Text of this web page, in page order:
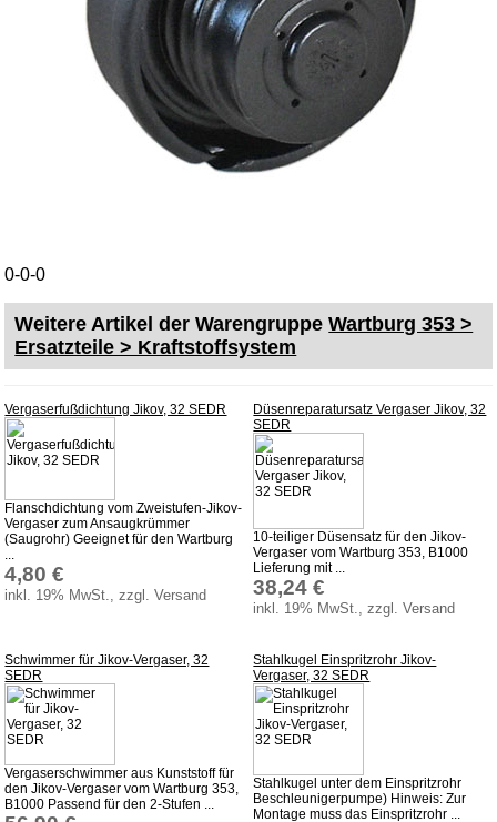
Datenschutz
Batterierücknahme
Downloads
Versandkosten
0-0-0
Weitere Artikel der WarengruppeWartburg 353 >
Ersatzteile > Kraftstoffsystem
Vergaserfußdichtung Jikov, 32 SEDR
Flanschdichtung vom Zweistufen-Jikov-
Vergaser zum Ansaugkrümmer
(Saugrohr) Geeignet für den Wartburg
4,80 €
inkl. 19% MwSt., zzgl. Versand
Düsenreparatursatz Vergaser Jikov, 32
SEDR
10-teiliger Düsensatz für den Jikov-
Vergaser vom Wartburg 353, B1000
Lieferung mit ...
38,24 €
inkl. 19% MwSt., zzgl. Versand
Schwimmer für Jikov-Vergaser, 32
SEDR
Vergaserschwimmer aus Kunststoff für
den Jikov-Vergaser vom Wartburg 353,
B1000 Passend für den 2-Stufen ...
Stahlkugel Einspritzrohr Jikov-
Vergaser, 32 SEDR
Stahlkugel unter dem Einspritzrohr
Beschleunigerpumpe) Hinweis: Zur
Montage muss das Einspritzrohr ...